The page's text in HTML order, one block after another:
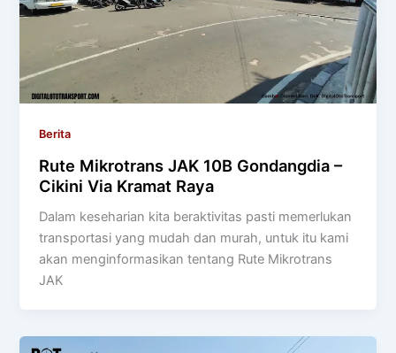
Berita
Rute Mikrotrans JAK 10B Gondangdia –
Cikini Via Kramat Raya
Dalam keseharian kita beraktivitas pasti memerlukan
transportasi yang mudah dan murah, untuk itu kami
akan menginformasikan tentang Rute Mikrotrans
JAK